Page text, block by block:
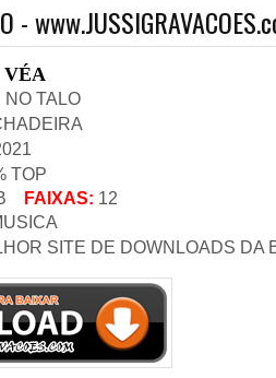
-
VÉA
NO TALO
TOP
FAIXAS: 12
SITE DE DOWNLOADS DA